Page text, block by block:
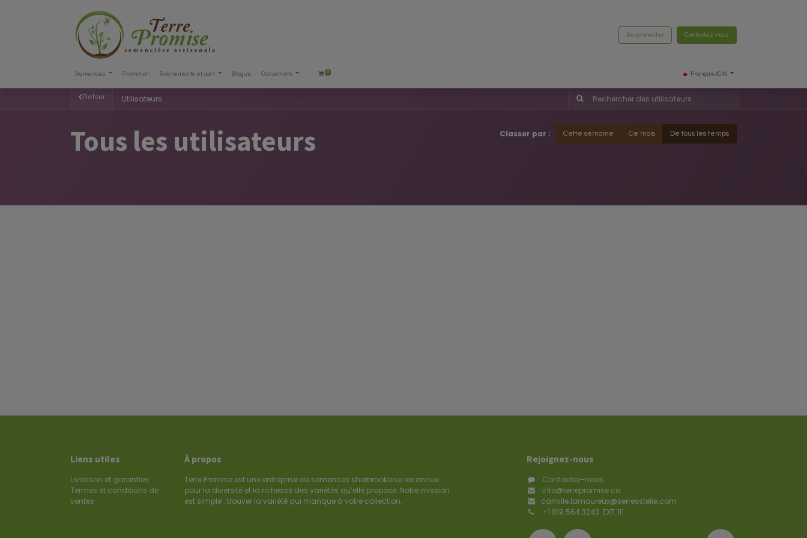
Se connecter Contactez-nous
Semences Promotion Événements et conf. Blogue Collections 0 Français (CA)
Retour Utilisateurs
Tous les utilisateurs Classer par : Cette semaine Ce mois De tous les temps
Liens utiles
Livraison et garanties
Termes et conditions de
ventes
À propos
Terre Promise est une entreprise de semences sherbrookoise reconnue
pour la diversité et la richesse des variétés qu’elle propose. Notre mission
est simple : trouver la variété qui manque à votre collection.
Rejoignez-nous
Contactez-nous
info@terrepromise.ca
camille.lamoureux@serresstelie.com
+1 819.564.3243 EXT.111